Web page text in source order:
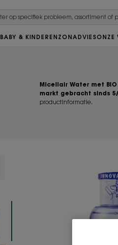
BABY & KINDEREN ZONADVIESONZE
Micellair Water met
markt gebracht sinds
productinformatie.